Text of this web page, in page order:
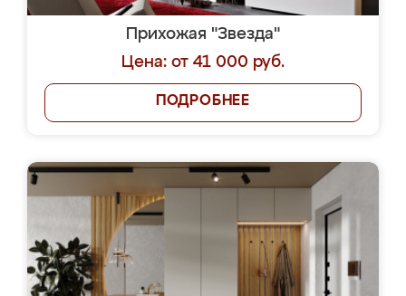
Прихожая "Звезда"
Цена: от 41 000 руб.
ПОДРОБНЕЕ